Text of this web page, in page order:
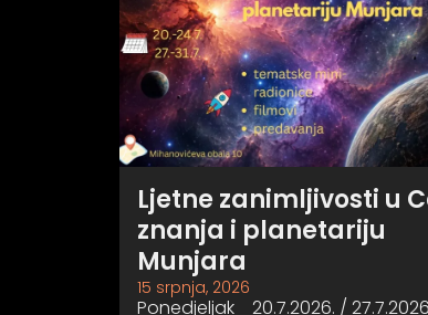
Ljetne zanimljivosti u
znanja i planetariju
Munjara
15 srpnja, 2026
Ponedjeljak 20.7.2026. /